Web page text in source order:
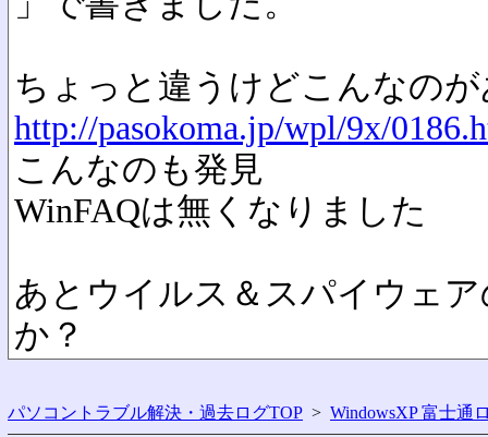
ちょっと違うけどこんなの
http://pasokoma.jp/wpl/9x/
こんなのも発見
WinFAQは無くなりました
あとウイルス＆スパイウェ
か？
パソコントラブル解決・過去ログTOP > WindowsXP 富士通